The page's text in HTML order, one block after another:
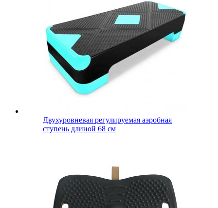
Двухуровневая регулируемая аэробная
ступень длиной 68 см